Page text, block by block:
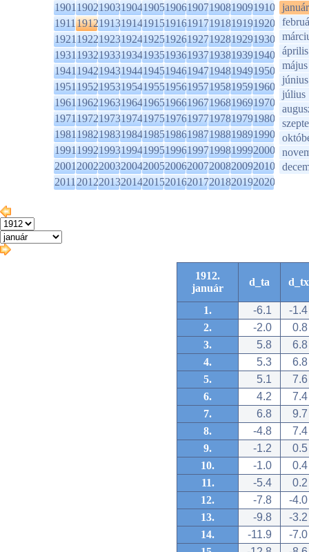
1901190219031904190519061907190819091910
1911191219131914191519161917191819191920
1921192219231924192519261927192819291930
1931193219331934193519361937193819391940
1941194219431944194519461947194819491950
1951195219531954195519561957195819591960
1961196219631964196519661967196819691970
1971197219731974197519761977197819791980
1981198219831984198519861987198819891990
1991199219931994199519961997199819992000
2001200220032004200520062007200820092010
2011201220132014201520162017201820192020
január
április
május
június
július
1912.
január
d_ta d_tx
1. -6.1
-1.4
2.
-2.0
0.8
3.
5.8
6.8
4.
5.3
6.8
5.
5.1
7.6
6.
4.2
7.4
7.
6.8
9.7
8.
-4.8
7.4
9.
-1.2
0.5
10.
-1.0
0.4
11.
-5.4
0.2
12.
-7.8
-4.0
13.
-9.8
-3.2
14.
-11.9
-7.0